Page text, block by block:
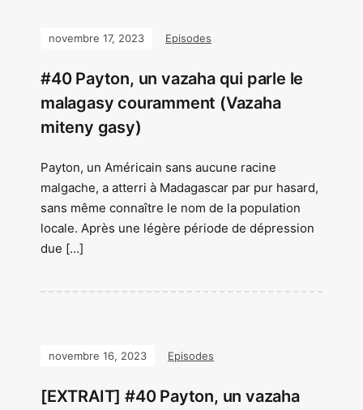
novembre 17, 2023 Episodes
#40 Payton, un vazaha qui parle le
malagasy couramment (Vazaha
miteny gasy)
Payton, un Américain sans aucune racine
malgache, a atterri à Madagascar par pur hasard,
sans même connaître le nom de la population
locale. Après une légère période de dépression
due […]
novembre 16, 2023 Episodes
[EXTRAIT] #40 Payton, un vazaha